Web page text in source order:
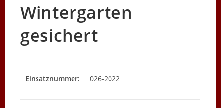
Wintergarten
gesichert
Einsatznummer: 026-2022